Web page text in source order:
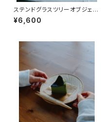
ステンドグラスツリーオブジェ
梢-KOZUE F ステンドグラ
スワークスミレ・百年木材
¥6,600